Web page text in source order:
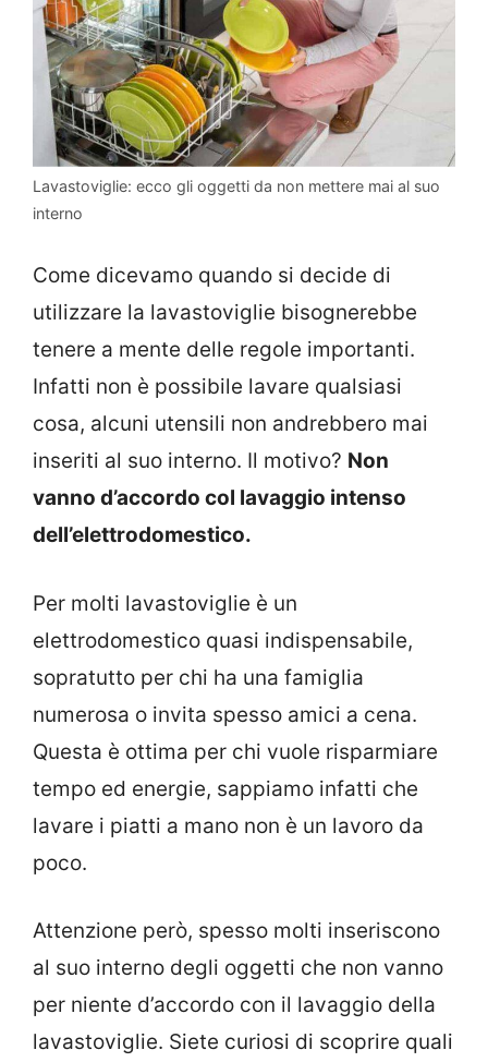
Lavastoviglie: ecco gli oggetti da non mettere mai al suo
interno
Come dicevamo quando si decide di
utilizzare la lavastoviglie bisognerebbe
tenere a mente delle regole importanti.
Infatti non è possibile lavare qualsiasi
cosa, alcuni utensili non andrebbero mai
inseriti al suo interno. Il motivo? Non
vanno d’accordo col lavaggio intenso
dell’elettrodomestico.
Per molti lavastoviglie è un
elettrodomestico quasi indispensabile,
sopratutto per chi ha una famiglia
numerosa o invita spesso amici a cena.
Questa è ottima per chi vuole risparmiare
tempo ed energie, sappiamo infatti che
lavare i piatti a mano non è un lavoro da
poco.
Attenzione però, spesso molti inseriscono
al suo interno degli oggetti che non vanno
per niente d’accordo con il lavaggio della
lavastoviglie. Siete curiosi di scoprire quali